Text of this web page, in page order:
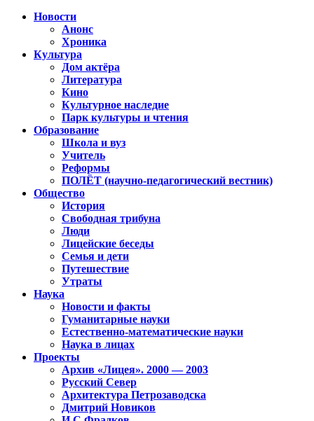
Новости
Анонс
Хроника
Культура
Дом актёра
Литература
Кино
Культурное наследие
Парк культуры и чтения
Образование
Школа и вуз
Учитель
Реформы
ПОЛЁТ (научно-педагогический вестник)
Общество
История
Свободная трибуна
Люди
Лицейские беседы
Семья и дети
Путешествие
Утраты
Наука
Новости и факты
Гуманитарные науки
Естественно-математические науки
Наука в лицах
Проекты
Архив «Лицея». 2000 — 2003
Русский Север
Архитектура Петрозаводска
Дмитрий Новиков